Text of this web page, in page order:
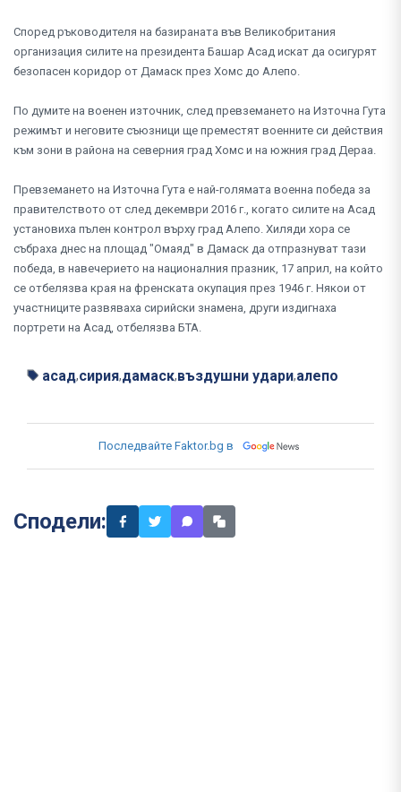
Според ръководителя на базираната във Великобритания
организация силите на президента Башар Асад искат да осигурят
безопасен коридор от Дамаск през Хомс до Алепо.
По думите на военен източник, след превземането на Източна Гута
режимът и неговите съюзници ще преместят военните си действия
към зони в района на северния град Хомс и на южния град Дераа.
Превземането на Източна Гута е най-голямата военна победа за
правителството от след декември 2016 г., когато силите на Асад
установиха пълен контрол върху град Алепо. Хиляди хора се
събраха днес на площад "Омаяд" в Дамаск да отпразнуват тази
победа, в навечерието на националния празник, 17 април, на който
се отбелязва края на френската окупация през 1946 г. Някои от
участниците развяваха сирийски знамена, други издигнаха
портрети на Асад, отбелязва БТА.
асад,сирия,дамаск,въздушни удари,алепо
Последвайте Faktor.bg в
Сподели: